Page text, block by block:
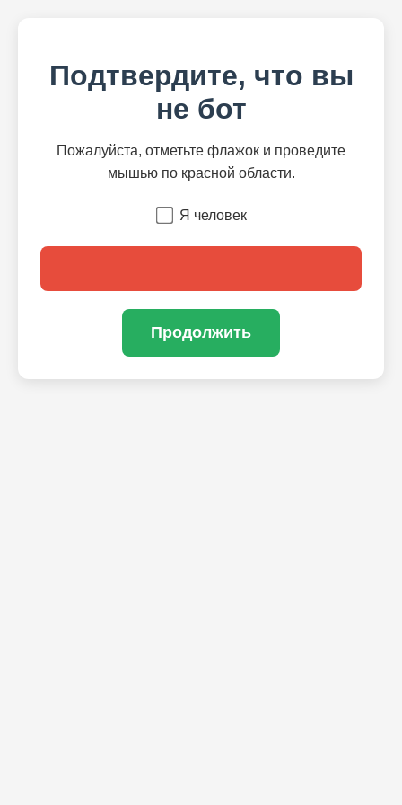
Подтвердите, что вы
не бот
Пожалуйста, отметьте флажок и проведите
мышью по красной области.
Я человек
Продолжить